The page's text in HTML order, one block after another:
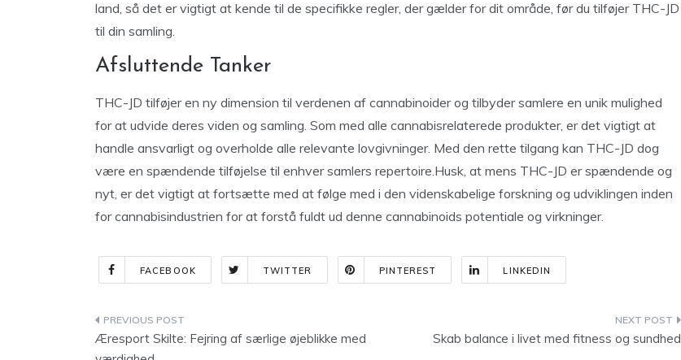
land, så det er vigtigt at kende til de specifikke regler, der gælder for dit område, før du tilføjer THC-JD
til din samling.
Afsluttende Tanker
THC-JD tilføjer en ny dimension til verdenen af cannabinoider og tilbyder samlere en unik mulighed
for at udvide deres viden og samling. Som med alle cannabisrelaterede produkter, er det vigtigt at
handle ansvarligt og overholde alle relevante lovgivninger. Med den rette tilgang kan THC-JD dog
være en spændende tilføjelse til enhver samlers repertoire.Husk, at mens THC-JD er spændende og
nyt, er det vigtigt at fortsætte med at følge med i den videnskabelige forskning og udviklingen inden
for cannabisindustrien for at forstå fuldt ud denne cannabinoids potentiale og virkninger.
FACEBOOK TWITTER PINTEREST LINKEDIN
Indlægsnavigation
Æresport Skilte: Fejring af særlige øjeblikke med
Skab balance i livet med fitness og sundhed